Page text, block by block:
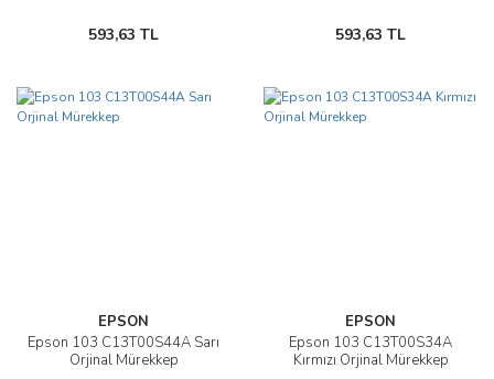
593,63 TL 593,63 TL
EPSON
Epson 103 C13T00S44A Sarı
Orjinal Mürekkep
EPSON
Epson 103 C13T00S34A
Kırmızı Orjinal Mürekkep